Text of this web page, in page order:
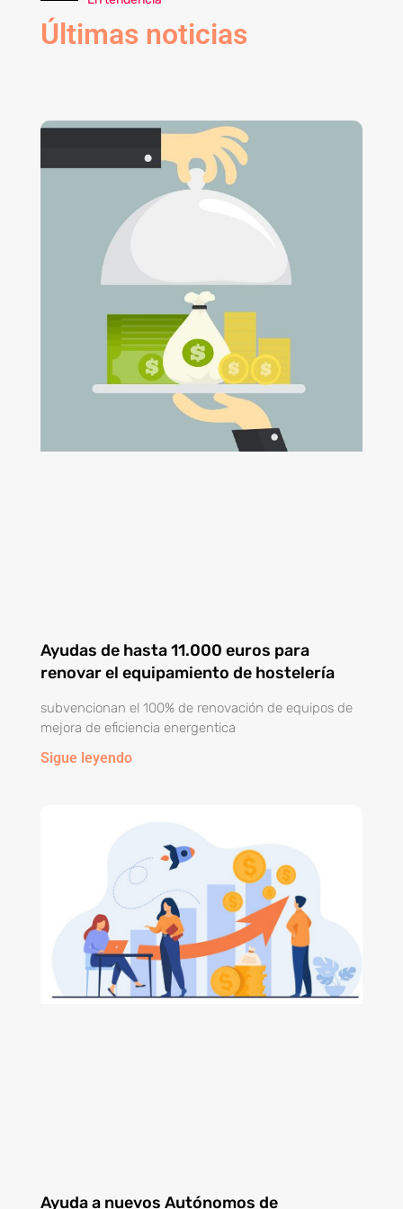
Últimas noticias
Ayudas de hasta 11.000 euros para
renovar el equipamiento de hostelería
subvencionan el 100% de renovación de equipos de
mejora de eficiencia energentica
Sigue leyendo
Ayuda a nuevos Autónomos de